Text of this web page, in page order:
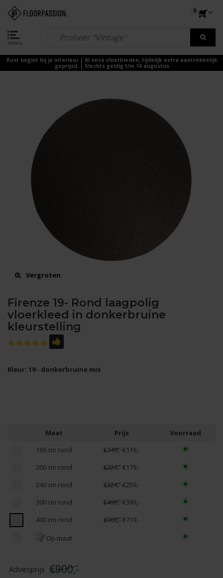
menu
0
Rust begint bij je interieur | Al onze vloerkleden, tijdelijk extra aantrekkelijk
geprijsd. | Slechts geldig t/m 16 augustus
Vergroten
Firenze 19- Rond laagpolig
vloerkleed in donkerbruine
kleurstelling
Kleur: 19 - donkerbruine mix
Maat Prijs
Voorraad
160 cm rond
€149,-€119,-
200 cm rond
€224,-€179,-
240 cm rond
€324,-€259,-
300 cm rond
€499,-€399,-
400 cm rond
€900,-€719,-
Op maat
€900,-